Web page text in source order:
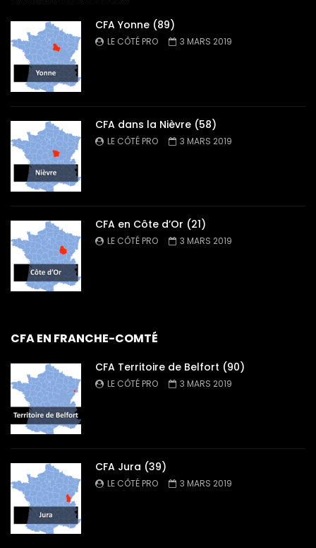
CFA Yonne (89)
LE CÔTÉ PRO 3 MARS 2019
CFA dans la Nièvre (58)
LE CÔTÉ PRO 3 MARS 2019
CFA en Côte d’Or (21)
LE CÔTÉ PRO 3 MARS 2019
CFA EN FRANCHE-COMTÉ
CFA Territoire de Belfort (90)
LE CÔTÉ PRO 3 MARS 2019
CFA Jura (39)
LE CÔTÉ PRO 3 MARS 2019